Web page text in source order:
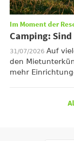
Im Moment der
Camping:
31/07/2026 Auf
den
mehr